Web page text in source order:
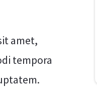
amet,
tempora